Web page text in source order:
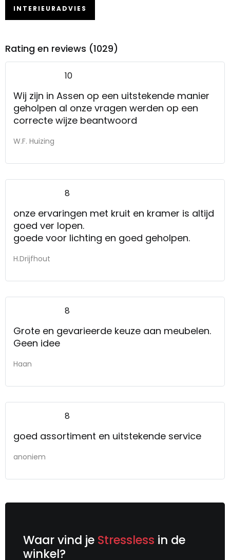
INTERIEURADVIES
Rating en reviews (1029)
10
Wij zijn in Assen op een uitstekende manier
geholpen al onze vragen werden op een
correcte wijze beantwoord
W.F. Huizing
8
onze ervaringen met kruit en kramer is altijd
goed ver lopen.
goede voor lichting en goed geholpen.
H.Drijfhout
8
Grote en gevarieerde keuze aan meubelen.
Geen idee
Haan
8
goed assortiment en uitstekende service
anoniem
Waar vind je Stressless in de
winkel?